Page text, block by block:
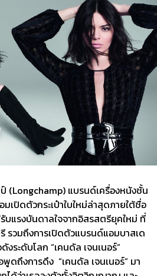
(Longchamp) แบรนด์เครื่องหนังชั้น
มเปิดตัวกระเป๋าใบใหม่ล่าสุดภายใต้ชื่อ
บแรงบันดาลใจจากอิสรสตรียุคใหม่ ที่
รวมถึงการเปิดตัวแบรนด์แอมบาสเด
ระดับโลก “เคนดัล เจนเนอร์”
ดถึงการดึง “เคนดัล เจนเนอร์” มา